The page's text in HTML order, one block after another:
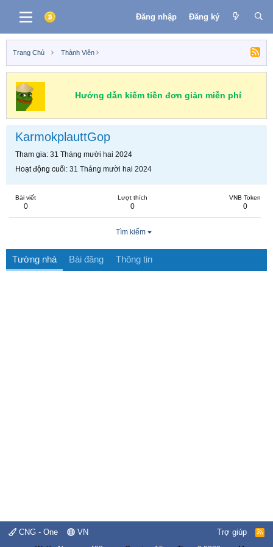
Đăng nhập Đăng ký
Trang Chủ Thành Viên
Hướng dẫn kiếm tiền đơn giản miễn phí
KarmokplauttGop
Tham gia 31 Tháng mười hai 2024
Hoạt động cuối 31 Tháng mười hai 2024
Bài viết
0
Lượt thích
0
VNB Token
0
Tìm kiếm
Tường nhà Bài đăng Thông tin
CNG - One VN Trợ giúp
R